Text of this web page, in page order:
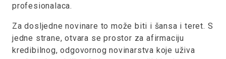
profesionalaca.
Za dosljedne novinare to može biti i šansa i teret. S
jedne strane, otvara se prostor za afirmaciju
kredibilnog, odgovornog novinarstva koje uživa